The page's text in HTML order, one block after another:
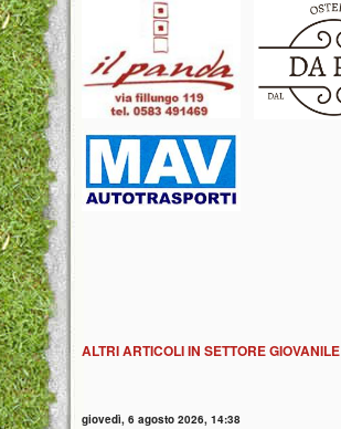
ALTRI ARTICOLI IN SETTORE GIOVANILE
giovedì, 6 agosto 2026, 14:38